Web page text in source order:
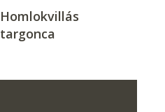
Homlokvillás
targonca